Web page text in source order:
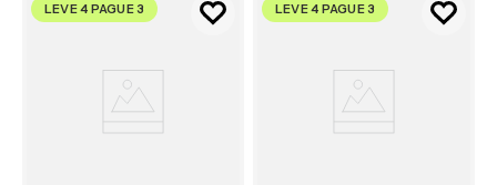
LEVE 4 PAGUE 3 LEVE 4 PAGUE 3